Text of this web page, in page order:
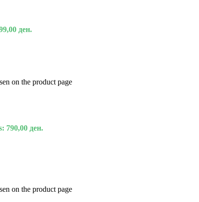
ден.
on the product page
790,00 ден.
on the product page